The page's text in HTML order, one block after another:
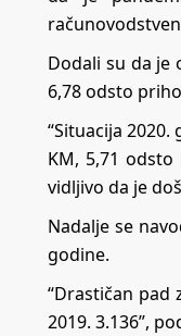
Dodali su da je
6,78 odsto
“Situacija
KM, 5,71
vidljivo da je
Nadalje se
godine.
“Drastičan pad
2019. 3.136”,